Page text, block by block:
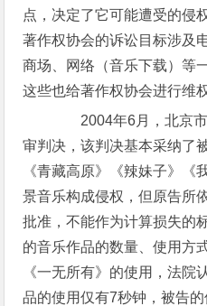
点，决定了它可能遭受的侵
著作权协会的诉讼目标涉及
商场、网络（音乐下载）等
这些也给著作权协会进行维
2004年6月，北京市
审判决，该判决基本采纳了
《青藏高原》《辣妹子》《
景音乐构成侵权，但原告所
批准，不能作为计算损失的
的音乐作品的数量、使用方
《一无所有》的使用，法院
品的使用仅有7秒钟，被告